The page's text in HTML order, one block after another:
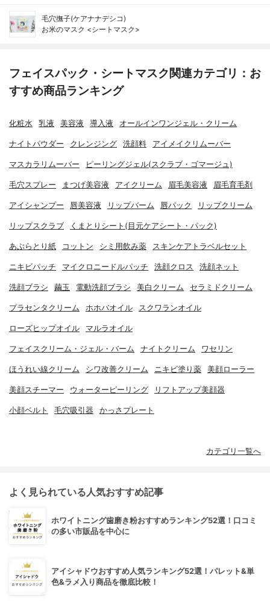
毛穴撫子(ケアナナデシコ)
お米のマスク <シートマスク>
フェイスパック・シートマスク関連カテゴリ：お
すすめ商品ランキング
化粧水 乳液 美容液 導入液 オールインワンジェル・クリーム
ナイトパウダー クレンジング 洗顔料 アイメイクリムーバー
マスカラリムーバー ピーリングジェル(スクラブ・ゴマージュ)
毛穴スプレー まつげ美容液 アイクリーム 眉毛美容液 眉毛育毛剤
アイシャンプー 唇美容液 リップバーム 唇パック リップクリーム
リップスクラブ くまとりシート(目元ケアシート・パック)
あぶらとり紙 コットン シミ用飲み薬 スキンケアトラベルセット
ニキビパッチ マイクロニードルパッチ 洗顔クロス 洗顔ネット
洗顔ブラシ 繭玉 電動洗顔ブラシ 美白クリーム セラミドクリーム
プラセンタクリーム ホホバオイル スクワランオイル
ローズヒップオイル マルラオイル
フェイスクリーム・ジェル・バーム ナイトクリーム ワセリン
ほうれい線クリーム シワ改善クリーム ニキビ塗り薬 美顔ローラー
美顔スチーマー ウォーターピーリング リフトアップ美顔器
小顔ベルト 毛穴吸引器 かっさプレート
カテゴリ一覧へ
よく見られている人気おすすめ記事
ホワイトニング歯磨き粉おすすめランキング52選！口コミ
の多い市販品を中心に
アイシャドウおすすめ人気ランキング52選！パレット&単
色&ラメ入り商品を徹底比較！